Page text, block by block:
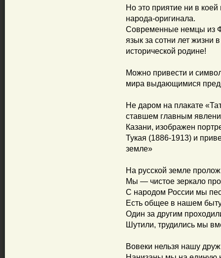
Но это приятие ни в
народа-оригинала.
Современные немцы из
язык за сотни лет жизни
исторической родине!
Можно привести и
мира выдающимися
Не даром на плакате
ставшем главным
Казани, изображен
Тукая (1886-1913) и
земле»
На русской земле
Мы — чистое зеркало
С народом России мы
Есть общее в нашем
Один за другим
Шутили, трудились мы
Вовеки нельзя нашу